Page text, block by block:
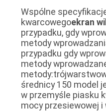
STRONY
POLITYKA
PRYWATNOŚCI
Wspólne
kwarcowegoekran
przypadku, gdy
metody
przypadku gdy
metody
średnicy 150 model
w przemyśle piasku
mocy przesiewowej